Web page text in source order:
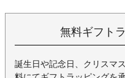
無料ギフト
誕生日や記念日、クリスマ